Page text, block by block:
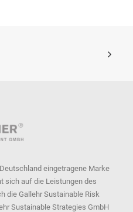
eingetragene Marke
sich auf die Leistungen des
die Gallehr Sustainable Risk
Sustainable Strategies GmbH